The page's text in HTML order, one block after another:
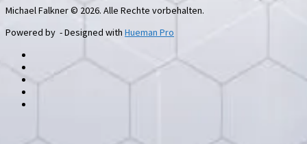
Michael Falkner © 2026. Alle Rechte vorbehalten.
Powered by - Designed with Hueman Pro